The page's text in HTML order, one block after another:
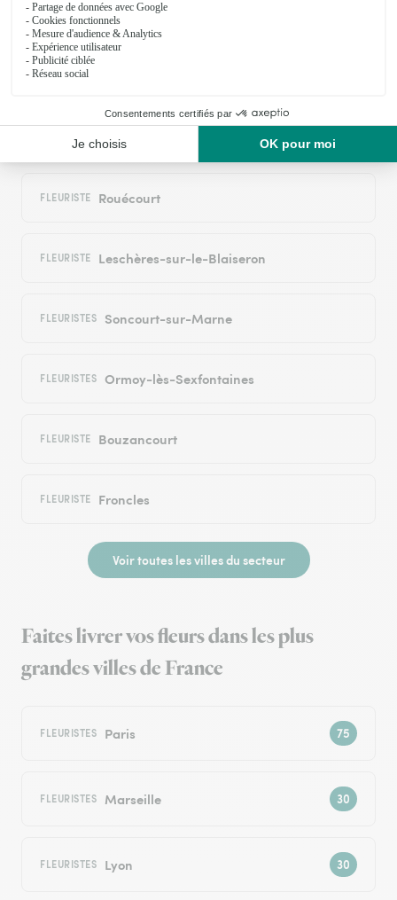
FLEURISTE Cerisières
FLEURISTE
FLEURISTE Guindrecourt-sur-Blaise
FLEURISTE Rouécourt
FLEURISTE Leschères-sur-le-Blaiseron
FLEURISTES Soncourt-sur-Marne
FLEURISTES Ormoy-lès-Sexfontaines
FLEURISTE Bouzancourt
FLEURISTE Froncles
Voir toutes les villes du secteur
Faites livrer vos fleurs dans les plus
grandes villes de France
FLEURISTES Paris
FLEURISTES Marseille
FLEURISTES Lyon